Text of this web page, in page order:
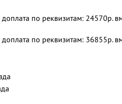
по реквизитам: 24570р.
по реквизитам: 36855р.